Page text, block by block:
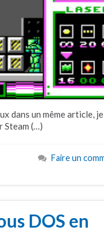
dans un même article,
Steam (…)
Faire un
DOS en